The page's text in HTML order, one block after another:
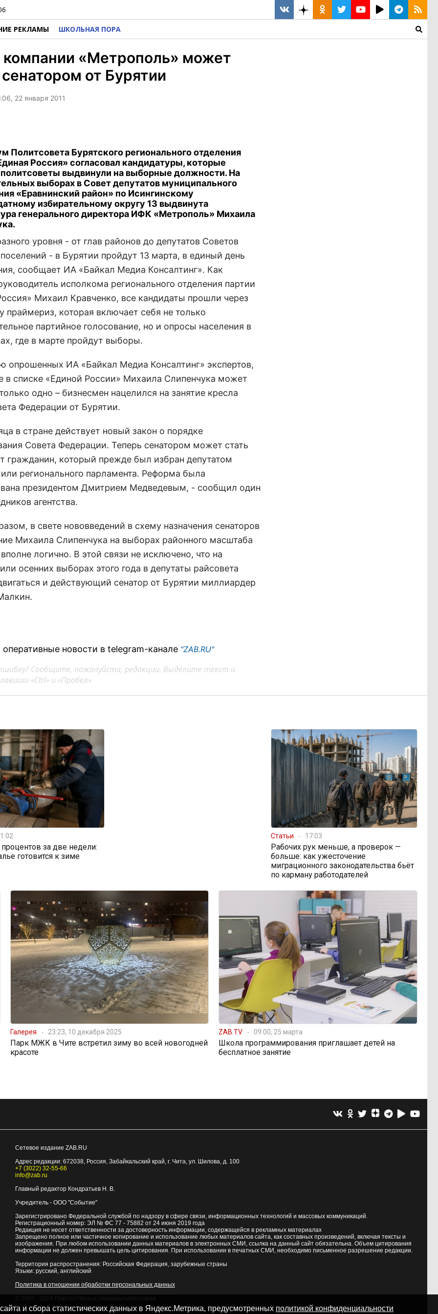
РЕКЛАМЫ ШКОЛЬНАЯ ПОРА
компании «Метрополь» может
сенатором от Бурятии
22 января 2011
Политсовета Бурятского регионального отделения
Россия» согласовал кандидатуры, которые
выдвинули на выборные должности. На
выборах в Совет депутатов муниципального
«Еравнинский район» по Исингинскому
избирательному округу 13 выдвинута
генерального директора ИФК «Метрополь» Михаила
уровня - от глав районов до депутатов Советов
- в Бурятии пройдут 13 марта, в единый день
сообщает ИА «Байкал Медиа Консалтинг». Как
исполкома регионального отделения партии
Михаил Кравченко, все кандидаты прошли через
праймериз, которая включает себя не только
партийное голосование, но и опросы населения в
где в марте пройдут выборы.
опрошенных ИА «Байкал Медиа Консалтинг» экспертов,
в списке «Единой России» Михаила Слипенчука может
одно – бизнесмен нацелился на занятие кресла
Федерации от Бурятии.
в стране действует новый закон о порядке
Совета Федерации. Теперь сенатором может стать
гражданин, который прежде был избран депутатом
регионального парламента. Реформа была
президентом Дмитрием Медведевым, - сообщил один
агентства.
в свете нововведений в схему назначения сенаторов
Михаила Слипенчука на выборах районного масштаба
логично. В этой связи не исключено, что на
осенних выборах этого года в депутаты райсовета
и действующий сенатор от Бурятии миллиардер
новости в telegram-канале "ZAB.RU"
Сообщите, пожалуйста, редакции. Выделите текст и
«Ctrl» и «Пробел»
за две недели:
готовится к зиме
Статьи 17:03
Рабочих рук меньше, а проверок —
больше: как ужесточение
миграционного законодательства бьёт
по карману работодателей
Галерея 23:23, 10 декабря 2025
Парк МЖК в Чите встретил зиму во всей новогодней
красоте
ZAB.TV 09:00, 25 марта
Школа программирования приглашает детей на
бесплатное занятие
Сетевое издание ZAB.RU
Адрес редакции: 672038, Россия, Забайкальский край, г. Чита, ул. Шилова, д. 100
+7 (3022) 32-55-66
info@zab.ru
Главный редактор Кондратьев Н. В.
Учредитель - ООО "Событие"
Зарегистрировано Федеральной службой по надзору в сфере связи, информационных технологий и массовых коммуникаций.
Регистрационный номер: ЭЛ № ФС 77 - 75882 от 24 июня 2019 года
Редакция не несет ответственности за достоверность информации, содержащейся в рекламных материалах
Запрещено полное или частичное копирование и использование любых материалов сайта, как составных произведений, включая тексты и
изображения. При любом использовании данных материалов в электронных СМИ, ссылка на данный сайт обязательна. Объем цитирования
информации не должен превышать цель цитирования. При использовании в печатных СМИ, необходимо письменное разрешение редакции.
Территория распространения: Российская Федерация, зарубежные страны
Языки: русский, английский
Политика в отношении обработки персональных данных
и сбора статистических данных в Яндекс.Метрика, предусмотренных политикой конфиденциальности